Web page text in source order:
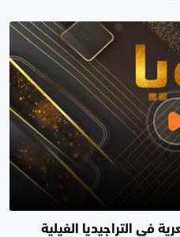
في التراجيديا الفيلية